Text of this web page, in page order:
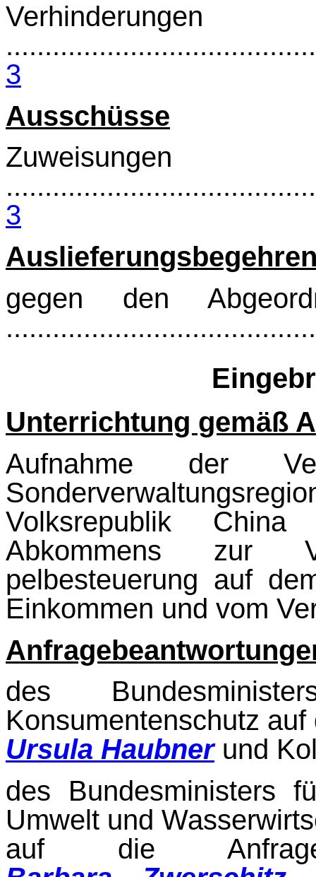
Verhinderungen
3
Ausschüsse
Zuweisungen
3
gegen den
Unterrichtung gemäß
Aufnahme der
Volksrepublik
Abkommens zur
pelbesteuerung auf
Einkommen und vom
des
Konsumentenschutz
Ursula Haubnerund
des Bundesministers
Umwelt und
auf die